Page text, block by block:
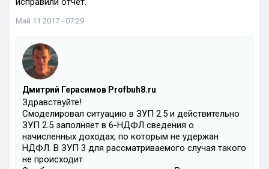
Май 11 2017 - 07:29
Дмитрий Герасимов Profbuh8.ru
Здравствуйте!
Смоделировал ситуацию в ЗУП 2.5 и действительно
ЗУП 2.5 заполняет в 6-НДФЛ сведения о
начисленных доходах, по которым не удержан
НДФЛ. В ЗУП 3 для рассматриваемого случая такого
не происходит